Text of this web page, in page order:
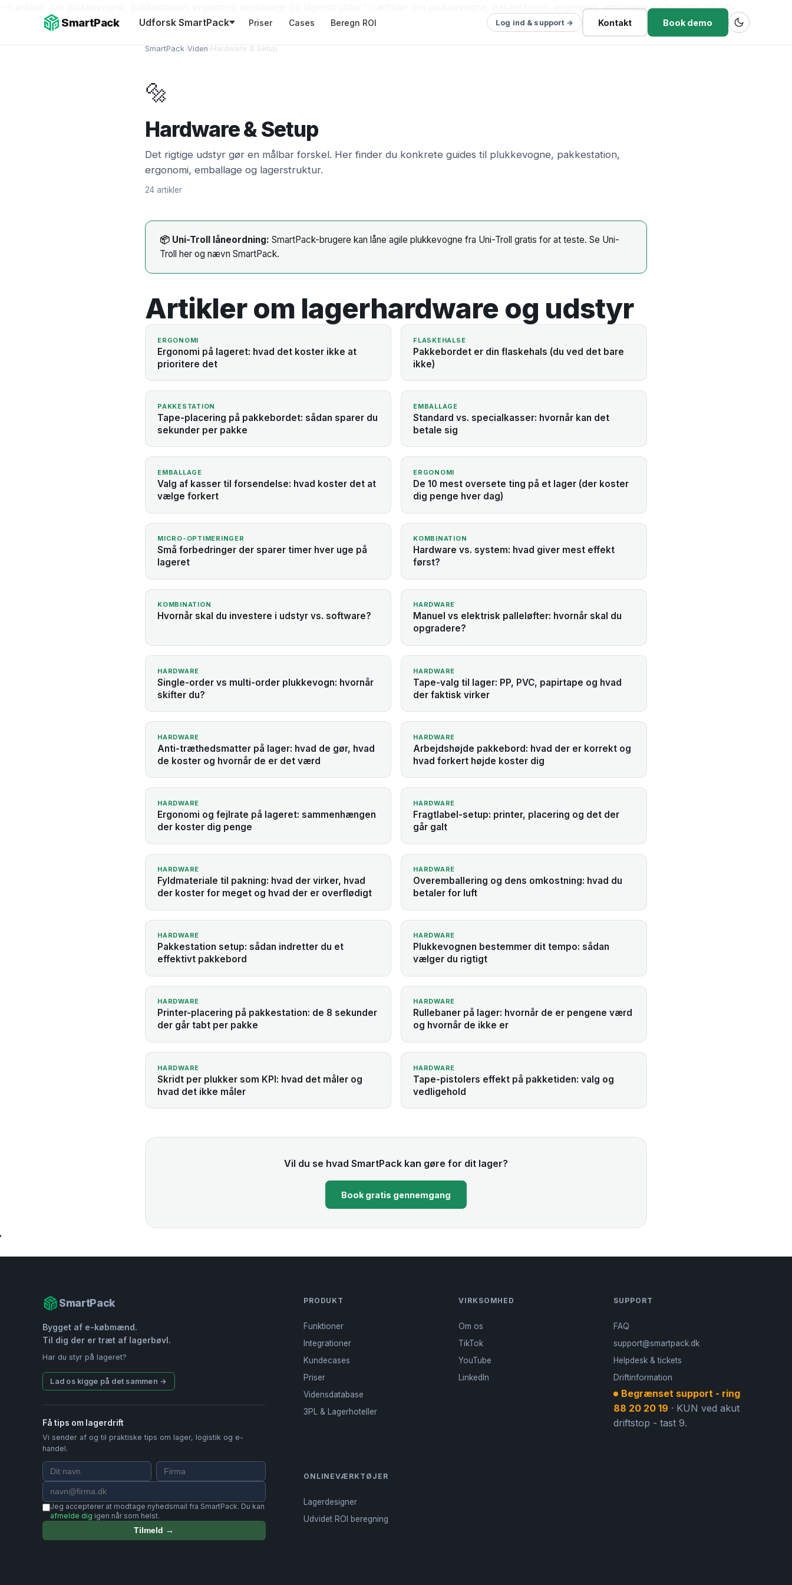
artikler om plukkevogne, pakkestation, ergonomi, emballage og lagerstruktur.">
SmartPack Udforsk SmartPack Priser Cases Beregn ROI Log ind & support → Kontakt Book demo
SmartPack›Viden›Hardware & Setup
🔩
Hardware & Setup
Det rigtige udstyr gør en målbar forskel. Her finder du konkrete guides til plukkevogne, pakkestation,
ergonomi, emballage og lagerstruktur.
24 artikler
📦 Uni-Troll låneordning: SmartPack-brugere kan låne agile plukkevogne fra Uni-Troll gratis for at teste. Se Uni-
Troll her og nævn SmartPack.
Artikler om lagerhardware og udstyr
ERGONOMI
Ergonomi på lageret: hvad det koster ikke at
prioritere det
FLASKEHALSE
Pakkebordet er din flaskehals (du ved det bare
ikke)
PAKKESTATION
Tape-placering på pakkebordet: sådan sparer du
sekunder per pakke
EMBALLAGE
Standard vs. specialkasser: hvornår kan det
betale sig
EMBALLAGE
Valg af kasser til forsendelse: hvad koster det at
vælge forkert
ERGONOMI
De 10 mest oversete ting på et lager (der koster
dig penge hver dag)
MICRO-OPTIMERINGER
Små forbedringer der sparer timer hver uge på
lageret
KOMBINATION
Hardware vs. system: hvad giver mest effekt
først?
KOMBINATION
Hvornår skal du investere i udstyr vs. software?
HARDWARE
Manuel vs elektrisk palleløfter: hvornår skal du
opgradere?
HARDWARE
Single-order vs multi-order plukkevogn: hvornår
skifter du?
HARDWARE
Tape-valg til lager: PP, PVC, papirtape og hvad
der faktisk virker
HARDWARE
Anti-træthedsmatter på lager: hvad de gør, hvad
de koster og hvornår de er det værd
HARDWARE
Arbejdshøjde pakkebord: hvad der er korrekt og
hvad forkert højde koster dig
HARDWARE
Ergonomi og fejlrate på lageret: sammenhængen
der koster dig penge
HARDWARE
Fragtlabel-setup: printer, placering og det der
går galt
HARDWARE
Fyldmateriale til pakning: hvad der virker, hvad
der koster for meget og hvad der er overflødigt
HARDWARE
Overemballering og dens omkostning: hvad du
betaler for luft
HARDWARE
Pakkestation setup: sådan indretter du et
effektivt pakkebord
HARDWARE
Plukkevognen bestemmer dit tempo: sådan
vælger du rigtigt
HARDWARE
Printer-placering på pakkestation: de 8 sekunder
der går tabt per pakke
HARDWARE
Rullebaner på lager: hvornår de er pengene værd
og hvornår de ikke er
HARDWARE
Skridt per plukker som KPI: hvad det måler og
hvad det ikke måler
HARDWARE
Tape-pistolers effekt på pakketiden: valg og
vedligehold
Vil du se hvad SmartPack kan gøre for dit lager?
Book gratis gennemgang
SmartPack
Bygget af e-købmænd.
Til dig der er træt af lagerbøvl.
Har du styr på lageret?
Lad os kigge på det sammen →
Få tips om lagerdrift
Vi sender af og til praktiske tips om lager, logistik og e-
handel.
Jeg accepterer at modtage nyhedsmail fra SmartPack. Du kan
afmelde dig igen når som helst.
Tilmeld →
PRODUKT
Funktioner
Integrationer
Kundecases
Priser
Vidensdatabase
3PL & Lagerhoteller
VIRKSOMHED
Om os
TikTok
YouTube
LinkedIn
SUPPORT
FAQ
support@smartpack.dk
Helpdesk & tickets
Driftinformation
Begrænset support - ring
88 20 20 19 · KUN ved akut
driftstop - tast 9.
ONLINEVÆRKTØJER
Lagerdesigner
Udvidet ROI beregning